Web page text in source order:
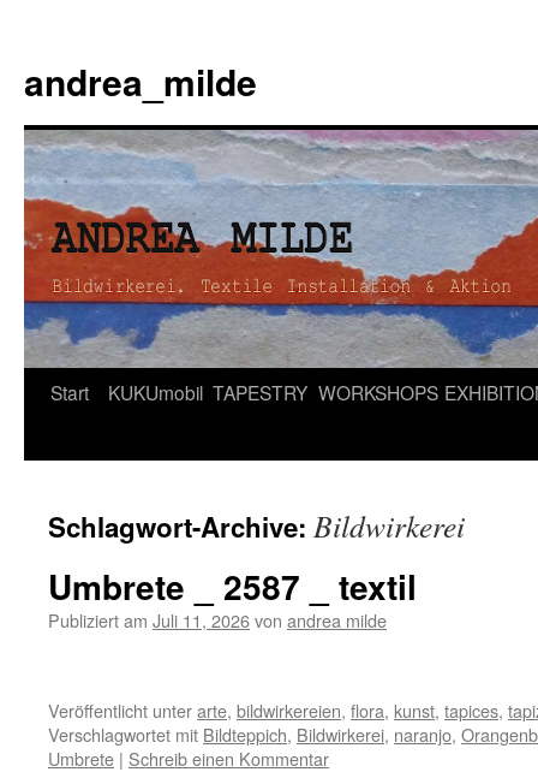
andrea_milde
Zum
Start KUKUmobil TAPESTRY WORKSHOPS
Schlagwort-Archive: Bildwirkerei
Umbrete _ 2587 _ textil
Publiziert am Juli 11, 2026von andrea milde
Veröffentlicht unterarte, bildwirkereien, flora, kunst, tapices,
Verschlagwortet mit Bildteppich, Bildwirkerei, naranjo,
Umbrete | Schreib einen Kommentar